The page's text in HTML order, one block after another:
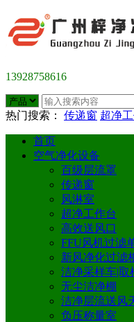
13928758616
热门搜索： 传递窗 超净
首页
空气净化设备
百级层流罩
传递窗
风淋室
超净工作台
高效送风口
FFU风机过滤
新风净化过滤
洁净采样车|取
无尘洁净棚
洁净层流送风
负压称量室